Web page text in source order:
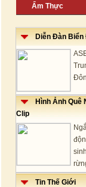
Ẩm Thực
Diễn Đàn Biển
Hình Ảnh Quê
Clip
Tin Thế Giới